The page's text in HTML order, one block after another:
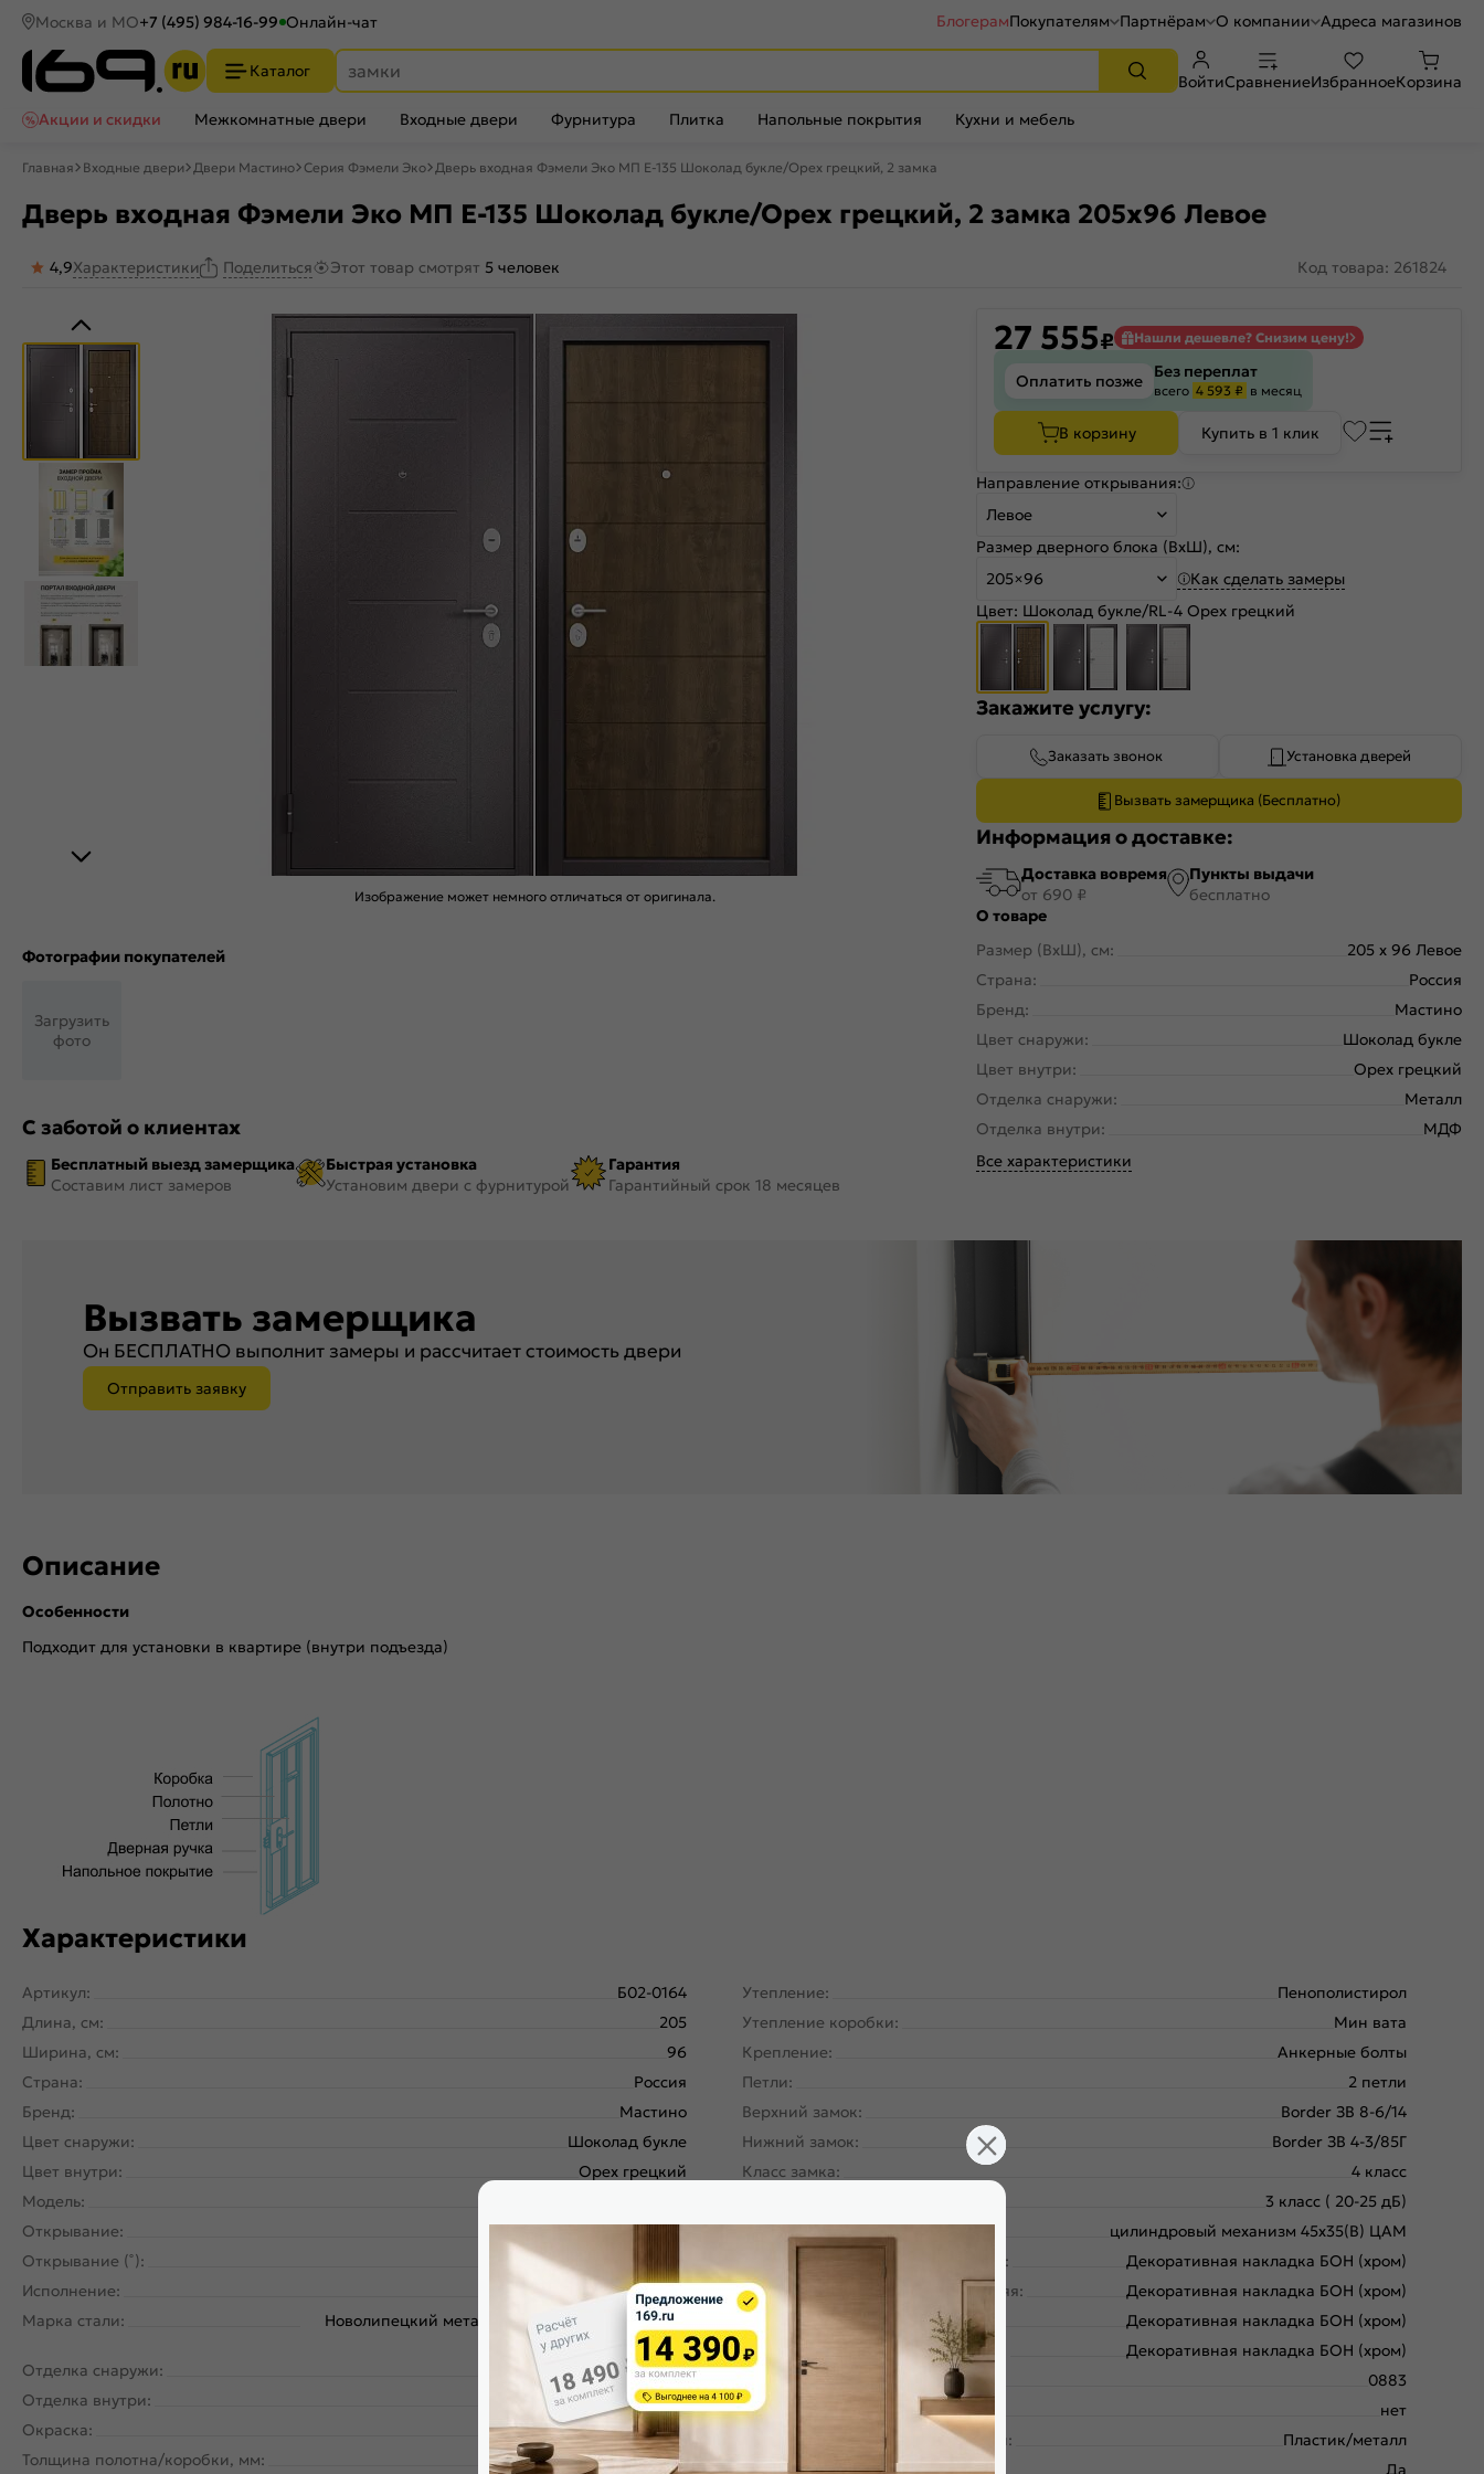
Москва и МО+7 (495) 984-16-99 Онлайн-чат БлогерамПокупателям Партнёрам О компании Адреса магазинов
Каталог
ВойтиСравнениеИзбранноеКорзина
Акции и скидки
Межкомнатные двери Входные двери Фурнитура Плитка Напольные покрытия Кухни и мебель
Главная Входные двери Двери Мастино Серия Фэмели Эко Дверь входная Фэмели Эко МП E-135 Шоколад букле/Орех грецкий, 2 замка
Дверь входная Фэмели Эко МП E-135 Шоколад букле/Орех грецкий, 2 замка 205x96 Левое
4,9Характеристики Поделиться Этот товар смотрят 5 человек Код товара: 261824
Изображение может немного отличаться от оригинала.
Фотографии покупателей
Загрузить
фото
С заботой о клиентах
Бесплатный выезд замерщика
Составим лист замеров
Быстрая установка
Установим двери с фурнитурой
Гарантия
Гарантийный срок 18 месяцев
27 555₽ Нашли дешевле? Снизим цену!
Оплатить позже Без переплат
всего 4 593 ₽ в месяц
В корзину Купить в 1 клик
Направление открывания:
Левое
Размер дверного блока (ВхШ), см:
205×96
Как сделать замеры
Цвет: Шоколад букле/RL-4 Орех грецкий
Закажите услугу:
Заказать звонок Установка дверей
Вызвать замерщика (Бесплатно)
Информация о доставке:
Доставка вовремя
от 690 ₽
Пункты выдачи
бесплатно
О товаре
Размер (ВхШ), см:
205 x 96 Левое
Страна:
Россия
Бренд:
Мастино
Цвет снаружи:
Шоколад букле
Цвет внутри:
Орех грецкий
Отделка снаружи:
Металл
Отделка внутри:
МДФ
Все характеристики
Вызвать замерщика
Он БЕСПЛАТНО выполнит замеры и рассчитает стоимость двери
Отправить заявку
Описание
Особенности
Подходит для установки в квартире (внутри подъезда)
Характеристики
Артикул:
Б02-0164
Длина, см:
205
Ширина, см:
96
Страна:
Россия
Бренд:
Мастино
Цвет снаружи:
Шоколад букле
Цвет внутри:
Орех грецкий
Модель:
Открывание:
Левое
Открывание (˚):
Исполнение:
Металл-панель
Марка стали:
Новолипецкий металлургический завод, завод
Северсталь; РФ
Отделка снаружи:
RL-4, Шоколад букле
Отделка внутри:
Орех грецкий, E-135
Окраска:
Шоколад букле
Толщина полотна/коробки, мм:
70/104
Утепление:
Пенополистирол
Утепление коробки:
Мин вата
Крепление:
Анкерные болты
Петли:
2 петли
Верхний замок:
Border ЗВ 8-6/14
Нижний замок:
Border ЗВ 4-3/85Г
Класс замка:
4 класс
3 класс ( 20-25 дБ)
Цилиндр:
цилиндровый механизм 45х35(В) ЦАМ
Накладка цилиндровая наружная:
Декоративная накладка БОН (хром)
Накладка цилиндровая внутренняя:
Декоративная накладка БОН (хром)
Накладка сувальдная наружная:
Декоративная накладка БОН (хром)
Накладка сувальдная внутренняя:
Декоративная накладка БОН (хром)
0883
Ночная задвижка:
нет
Поворотник для ночной задвижки:
Пластик/металл
Глазок:
Да